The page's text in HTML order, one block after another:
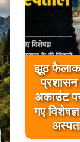
झूठ
प्रशासन
अकाउंट
गए